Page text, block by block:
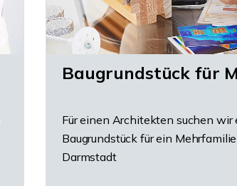
Baugrundstück für
Für einen Architekten suchen wir
Baugrundstück für ein
Darmstadt